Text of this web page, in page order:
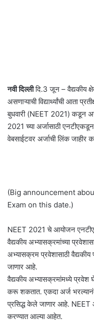
नवी दिल्लीदि.3 जून – वैद्यकीय
असणाऱ्याची विद्यार्थ्यांची आता
बुधवारी (NEET 2021) कडून
2021 च्या अर्जासाठी
वेबसाईटवर अर्जाची लिंक जाहीर
(Big announcement
Exam on this date.)
NEET 2021 चे आयोजन
वैद्यकीय अभ्यासक्रमांच्या
अभ्यासक्रम प्रवेशासाठी
जाणार आहे.
वैद्यकीय अभ्यासक्रमांमध्ये प्रवेश
करू शकतात. एकदा अर्ज
प्रसिद्ध केले जाणार आहे. NEET
करण्यात आल्या आहेत.